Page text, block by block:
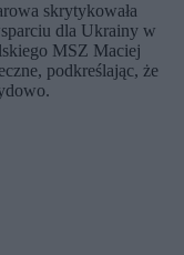
skrytykowała
dla Ukrainy w
MSZ Maciej
podkreślając, że